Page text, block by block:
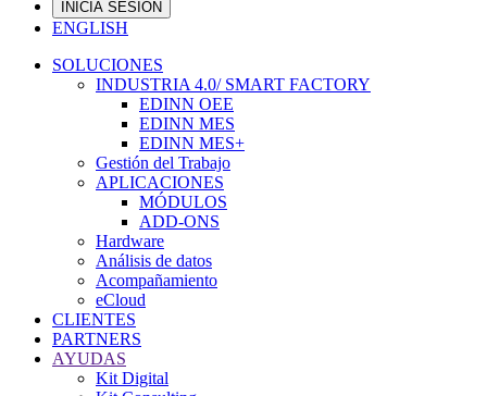
INICIA SESIÓN
ENGLISH
SOLUCIONES
INDUSTRIA 4.0/ SMART FACTORY
EDINN OEE
EDINN MES
EDINN MES+
Gestión del Trabajo
APLICACIONES
MÓDULOS
ADD-ONS
Hardware
Análisis de datos
Acompañamiento
eCloud
CLIENTES
PARTNERS
AYUDAS
Kit Digital